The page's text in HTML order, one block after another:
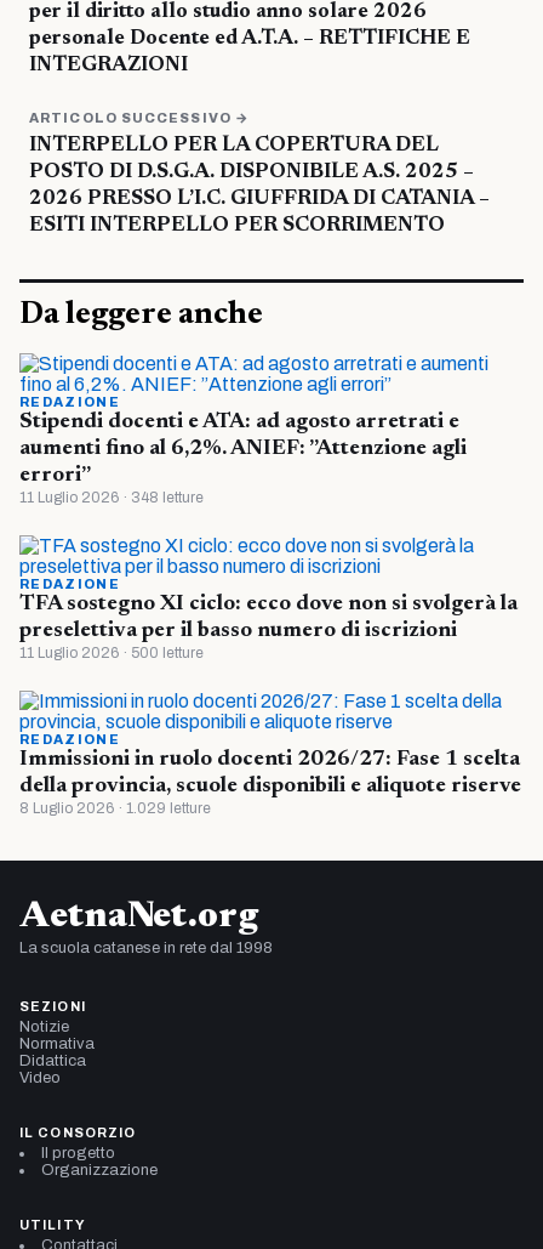
per il diritto allo studio anno solare 2026
personale Docente ed A.T.A. – RETTIFICHE E
INTEGRAZIONI
ARTICOLO SUCCESSIVO →
INTERPELLO PER LA COPERTURA DEL
POSTO DI D.S.G.A. DISPONIBILE A.S. 2025 –
2026 PRESSO L’I.C. GIUFFRIDA DI CATANIA –
ESITI INTERPELLO PER SCORRIMENTO
Da leggere anche
REDAZIONE
Stipendi docenti e ATA: ad agosto arretrati e
aumenti fino al 6,2%. ANIEF: ”Attenzione agli
errori”
11 Luglio 2026 · 348 letture
REDAZIONE
TFA sostegno XI ciclo: ecco dove non si svolgerà la
preselettiva per il basso numero di iscrizioni
11 Luglio 2026 · 500 letture
REDAZIONE
Immissioni in ruolo docenti 2026/27: Fase 1 scelta
della provincia, scuole disponibili e aliquote riserve
8 Luglio 2026 · 1.029 letture
AetnaNet.org
La scuola catanese in rete dal 1998
SEZIONI
Notizie
Normativa
Didattica
Video
IL CONSORZIO
Il progetto
Organizzazione
UTILITY